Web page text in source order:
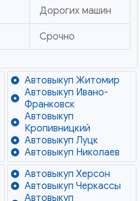
Дорогих машин
Срочно
Автовыкуп Житомир
Автовыкуп Ивано-
Франковск
Автовыкуп
Кропивницкий
Автовыкуп Луцк
Автовыкуп Николаев
Автовыкуп Херсон
Автовыкуп Черкассы
Автовыкуп